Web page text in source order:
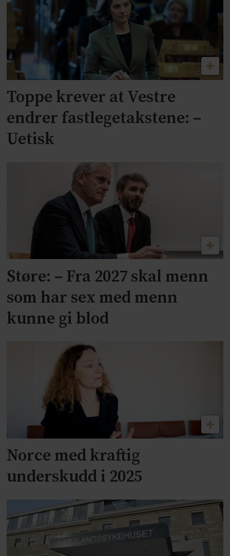
Toppe krever at Vestre
endrer fastlegetakstene: –
Uetisk
Støre: – Fra 2027 skal menn
som har sex med menn
kunne gi blod
Norce med kraftig
underskudd i 2025